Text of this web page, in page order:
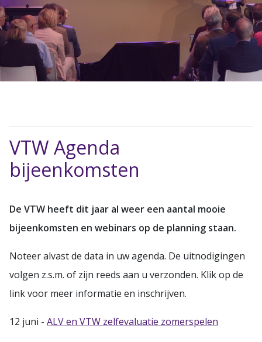
VTW Agenda
bijeenkomsten
De VTW heeft dit jaar al weer een aantal mooie
bijeenkomsten en webinars op de planning staan.
Noteer alvast de data in uw agenda. De uitnodigingen
volgen z.s.m. of zijn reeds aan u verzonden. Klik op de
link voor meer informatie en inschrijven.
12 juni - ALV en VTW zelfevaluatie zomerspelen